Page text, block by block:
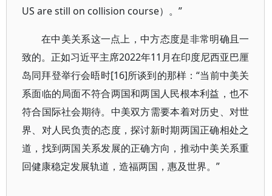
US are still on collision course）。”
在中美关系这一点上，中方态度是非常明确且一
致的。正如习近平主席2022年11月在印度尼西亚巴厘
岛同拜登举行会晤时[16]所谈到的那样：“当前中美关
系面临的局面不符合两国和两国人民根本利益，也不
符合国际社会期待。中美双方需要本着对历史、对世
界、对人民负责的态度，探讨新时期两国正确相处之
道，找到两国关系发展的正确方向，推动中美关系重
回健康稳定发展轨道，造福两国，惠及世界。”